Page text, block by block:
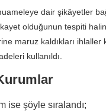
dair şikâyetler
olduğunun tespiti
maruz kaldıkları
kullanıldı.
ise şöyle sıralandı;